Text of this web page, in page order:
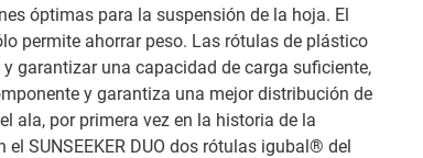
óptimas para la suspensión de la hoja. El
permite ahorrar peso. Las rótulas de plástico
garantizar una capacidad de carga suficiente,
y garantiza una mejor distribución de
ala, por primera vez en la historia de la
SUNSEEKER DUO dos rótulas igubal® del